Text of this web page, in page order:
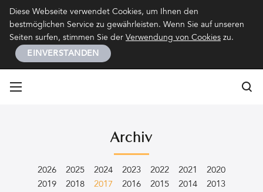
Diese Webseite verwendet Cookies, um Ihnen den
bestmöglichen Service zu gewährleisten. Wenn Sie auf unseren
Seiten surfen, stimmen Sie der Verwendung von Cookies zu.
EINVERSTANDEN
Archiv
2026 2025 2024 2023 2022 2021
2020
2019
2018 2017 2016 2015 2014
2013